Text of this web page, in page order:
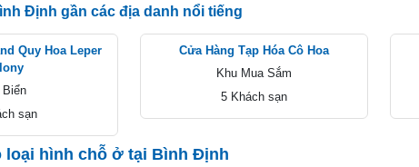
Định gần các địa danh nổi tiếng
Quy Hoa Leper
Biển
sạn
Cửa Hàng Tạp Hóa Cô Hoa
Khu Mua Sắm
5 Khách sạn
loại hình chỗ ở tại Bình Định